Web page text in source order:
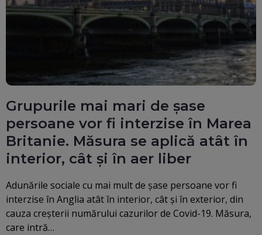
Grupurile mai mari de șase
persoane vor fi interzise în Marea
Britanie. Măsura se aplică atât în
interior, cât și în aer liber
Adunările sociale cu mai mult de șase persoane vor fi
interzise în Anglia atât în interior, cât și în exterior, din
cauza creșterii numărului cazurilor de Covid-19. Măsura,
care intră…